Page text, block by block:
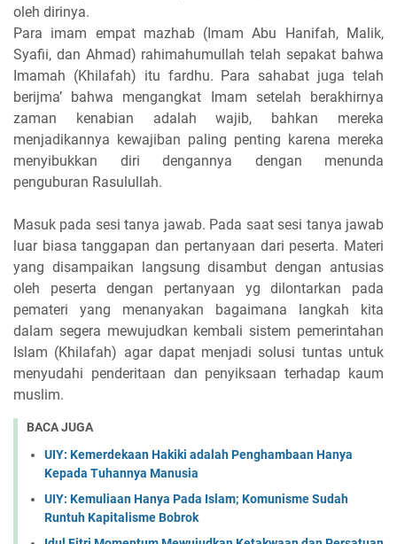
oleh dirinya.
Para imam empat mazhab (Imam Abu Hanifah, Malik,
Syafii, dan Ahmad) rahimahumullah telah sepakat bahwa
Imamah (Khilafah) itu fardhu. Para sahabat juga telah
berijma’ bahwa mengangkat Imam setelah berakhirnya
zaman kenabian adalah wajib, bahkan mereka
menjadikannya kewajiban paling penting karena mereka
menyibukkan diri dengannya dengan menunda
penguburan Rasulullah.
Masuk pada sesi tanya jawab. Pada saat sesi tanya jawab
luar biasa tanggapan dan pertanyaan dari peserta. Materi
yang disampaikan langsung disambut dengan antusias
oleh peserta dengan pertanyaan yg dilontarkan pada
pemateri yang menanyakan bagaimana langkah kita
dalam segera mewujudkan kembali sistem pemerintahan
Islam (Khilafah) agar dapat menjadi solusi tuntas untuk
menyudahi penderitaan dan penyiksaan terhadap kaum
muslim.
BACA JUGA
UIY: Kemerdekaan Hakiki adalah Penghambaan Hanya
Kepada Tuhannya Manusia
UIY: Kemuliaan Hanya Pada Islam; Komunisme Sudah
Runtuh Kapitalisme Bobrok